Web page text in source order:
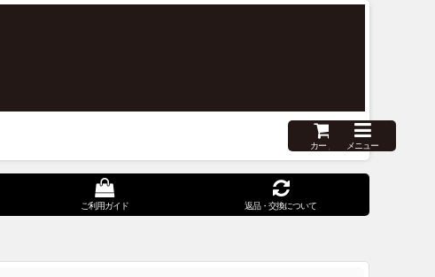
カート メニュー
ご利用ガイド 返品・交換について